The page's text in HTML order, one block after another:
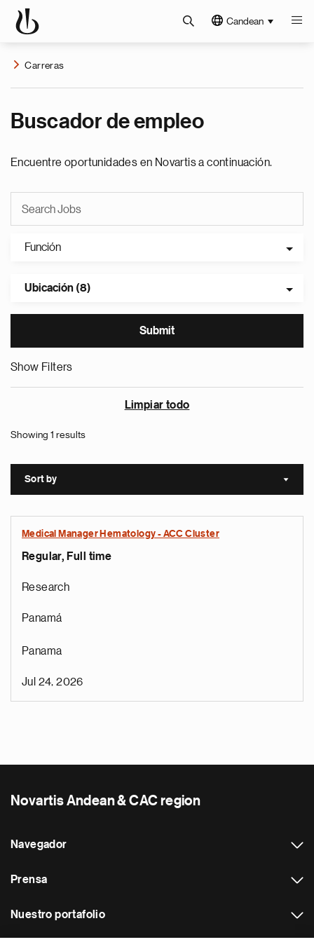
Candean
Carreras
Buscador de empleo
Encuentre oportunidades en Novartis a continuación.
Función
Ubicación (8)
Show Filters
Limpiar todo
Showing 1 results
Sort by Sort
Medical Manager Hematology - ACC Cluster
Regular, Full time
Research
Panamá
Panama
Jul 24, 2026
Novartis Andean & CAC region
Navegador
Prensa
Nuestro portafolio